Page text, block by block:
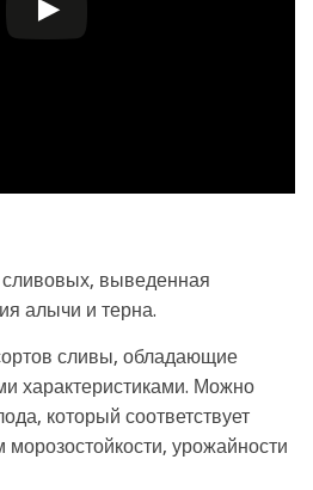
сливовых, выведенная
алычи и терна.
сливы, обладающие
характеристиками. Можно
который соответствует
урожайности